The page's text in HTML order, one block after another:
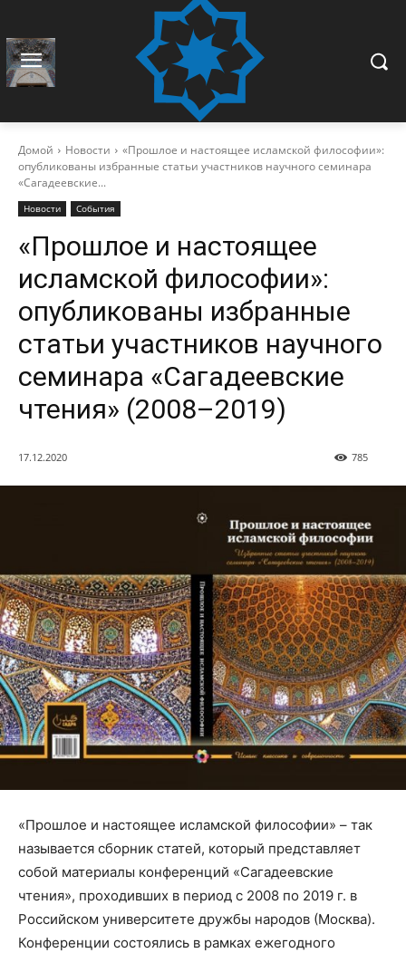
Домой Новости
«Прошлое и настоящее исламской философии»:
опубликованы избранные статьи участников научного семинара
«Сагадеевские...
Новости События
«Прошлое и настоящее
исламской философии»:
опубликованы избранные
статьи участников научного
семинара «Сагадеевские
чтения» (2008–2019)
17.12.2020 785
«Прошлое и настоящее исламской философии» – так
называется сборник статей, который представляет
собой материалы конференций «Сагадеевские
чтения», проходивших в период с 2008 по 2019 г. в
Российском университете дружбы народов (Москва).
Конференции состоялись в рамках ежегодного